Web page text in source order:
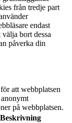
från tredje part
endast
bort dessa
påverka din
att webbplatsen
på webbplatsen.
Beskrivning